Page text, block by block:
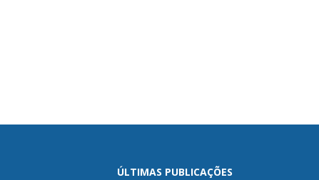
ÚLTIMAS PUBLICAÇÕES